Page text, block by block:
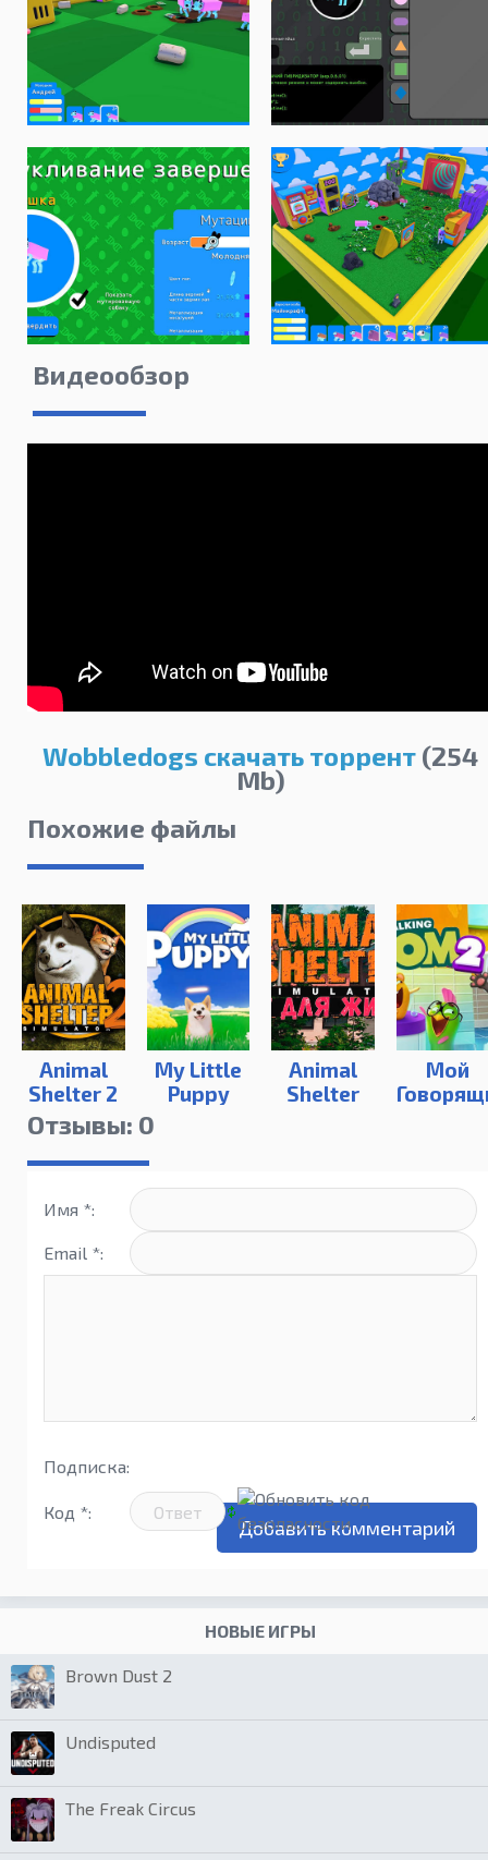
Видеообзор
Wobbledogs скачать торрент (254
Mb)
Похожие файлы
Animal
Shelter 2
My Little
Puppy
Animal
Shelter
Мой
Отзывы: 0
Имя *:
Email *:
Подписка:
Код *:
НОВЫЕ ИГРЫ
Brown Dust 2
Undisputed
The Freak Circus